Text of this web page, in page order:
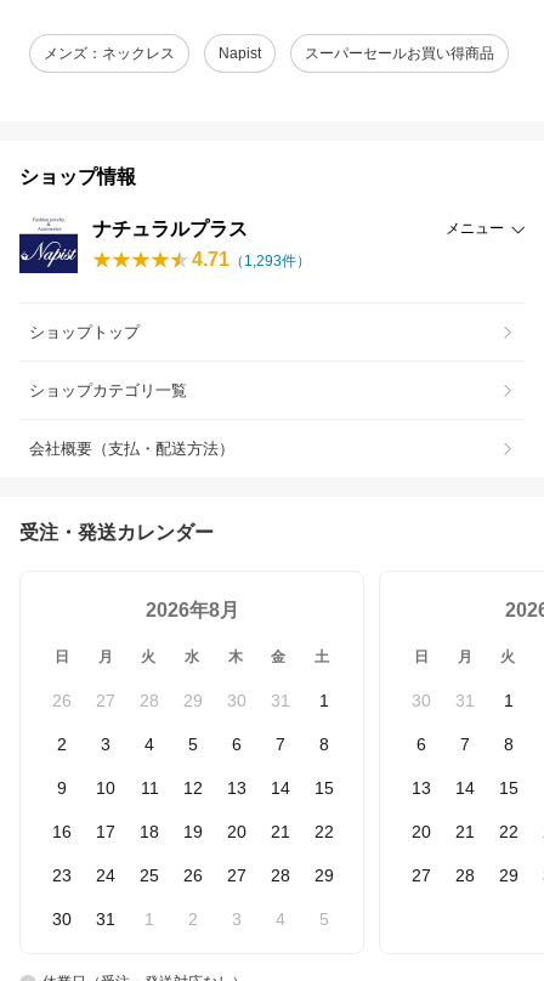
メンズ：ネックレス Napist スーパーセールお買い得商品
ショップ情報
ナチュラルプラス メニュー
4.71 （ 1,293件）
ショップトップ
ショップカテゴリ一覧
会社概要（支払・配送方法）
受注・発送カレンダー
2026年8月
日 月 火 水 木 金 土
26 27 28 29 30 31 1
2 3 4 5 6 7 8
9 10 11 12 13 14 15
16 17 18 19 20 21 22
23 24 25 26 27 28 29
30 31 1 2 3 4 5
日 月 火
30 31 1
6 7 8
13 14 15
20 21 22
27 28 29